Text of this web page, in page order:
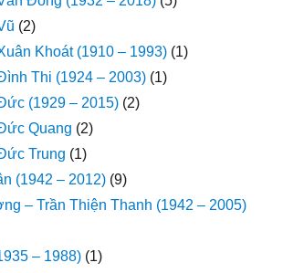
(2)
Khoát (1910 – 1993) (1)
Thi (1924 – 2003) (1)
(1929 – 2015) (2)
Quang (2)
Trung (1)
(1942 – 2012) (9)
– Trần Thiện Thanh (1942 – 2005)
– 1988) (1)